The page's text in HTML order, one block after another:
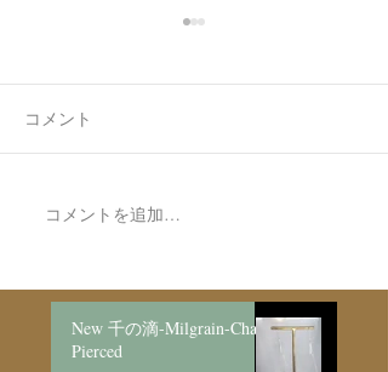
7月最後の日録
コメント
コメントを追加…
New 千の滴-Milgrain-Chain
Pierced